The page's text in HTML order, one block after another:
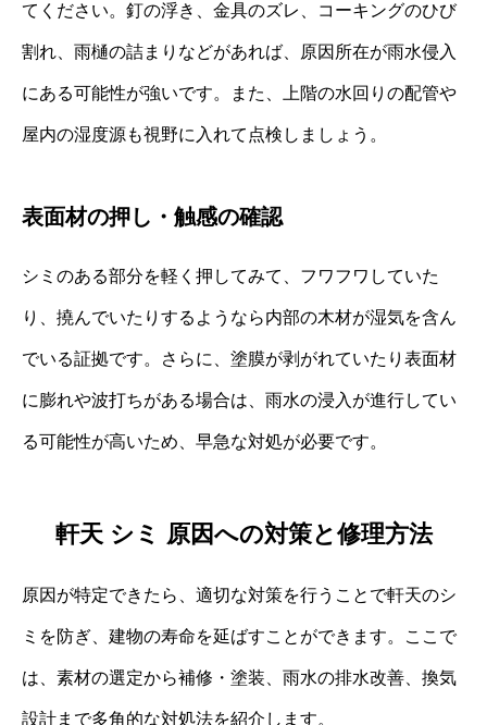
てください。釘の浮き、金具のズレ、コーキングのひび
割れ、雨樋の詰まりなどがあれば、原因所在が雨水侵入
にある可能性が強いです。また、上階の水回りの配管や
屋内の湿度源も視野に入れて点検しましょう。
表面材の押し・触感の確認
シミのある部分を軽く押してみて、フワフワしていた
り、撓んでいたりするようなら内部の木材が湿気を含ん
でいる証拠です。さらに、塗膜が剥がれていたり表面材
に膨れや波打ちがある場合は、雨水の浸入が進行してい
る可能性が高いため、早急な対処が必要です。
軒天 シミ 原因への対策と修理方法
原因が特定できたら、適切な対策を行うことで軒天のシ
ミを防ぎ、建物の寿命を延ばすことができます。ここで
は、素材の選定から補修・塗装、雨水の排水改善、換気
設計まで多角的な対処法を紹介します。